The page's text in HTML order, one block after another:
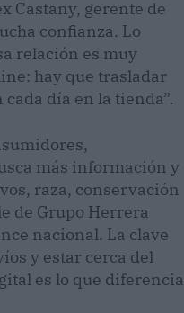
Castany, gerente de
confianza. Lo
relación es muy
hay que trasladar
día en la tienda”.
más información y
raza, conservación
de Grupo Herrera
nacional. La clave
y estar cerca del
es lo que diferencia